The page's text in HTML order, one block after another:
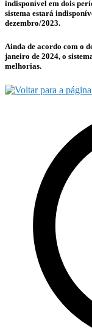
indisponível em dois
sistema estará
dezembro/2023.
Ainda de acordo com o
janeiro de 2024, o
melhorias.